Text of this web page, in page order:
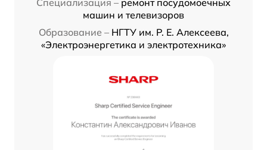
Специализация – ремонт посудомоечных
машин и телевизоров
Образование – НГТУ им. Р. Е. Алексеева,
«Электроэнергетика и электротехника»